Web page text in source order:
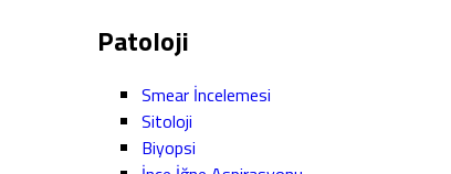
Patoloji
Smear İncelemesi
Sitoloji
Biyopsi